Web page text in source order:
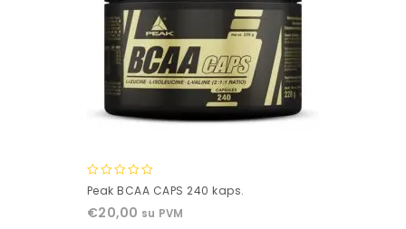
0
of
Peak BCAA CAPS 240 kaps.
€20,00 su PVM